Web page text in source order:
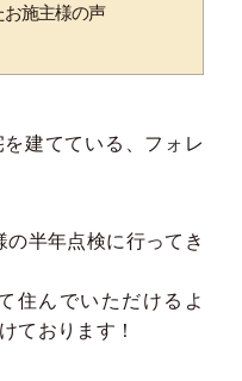
施主様の声
建てている、フォレ
半年点検に行ってき
住んでいただけるよ
ております！